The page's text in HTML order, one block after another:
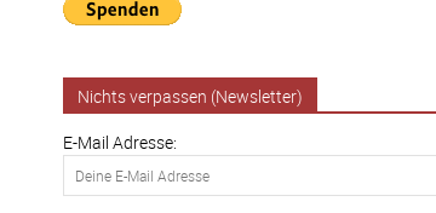
Nichts verpassen (Newsletter)
E-Mail Adresse: